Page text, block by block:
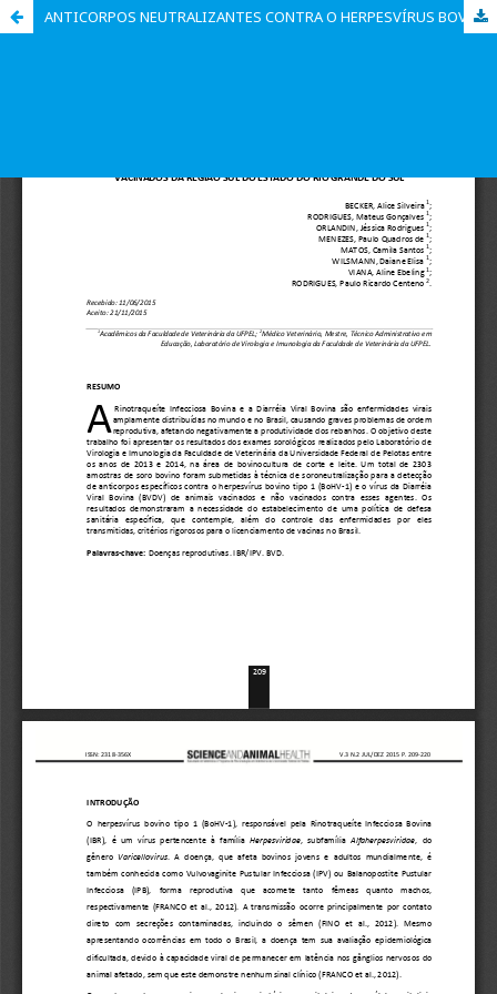
ANTICORPOS NEUTRALIZANTES CONTRA O HERPESVÍRUS BOVINO TIPO 1 E O VÍRUS DA DIARREIA VIRAL BOVINA EM BOVINOS VACINADOS E NÃO VACINADOS DA REGIÃO SUL DO ESTADO DO RIO GRANDE DO SUL